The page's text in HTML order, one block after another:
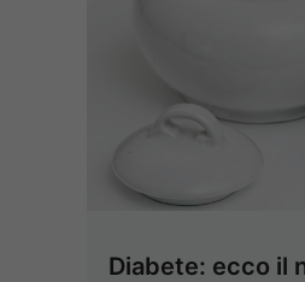
Diabete: ecco il